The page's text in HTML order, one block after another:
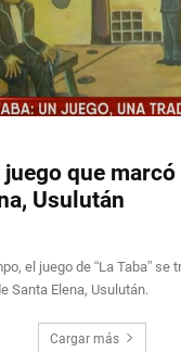
juego que
Usulután
el juego de “La Taba” se
Santa Elena, Usulután.
Cargar más